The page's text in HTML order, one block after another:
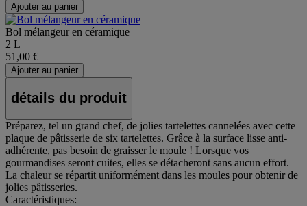
Ajouter au panier
Bol mélangeur en céramique
2 L
51,00 €
Ajouter au panier
détails du produit
Préparez, tel un grand chef, de jolies tartelettes cannelées avec cette
plaque de pâtisserie de six tartelettes. Grâce à la surface lisse anti-
adhérente, pas besoin de graisser le moule ! Lorsque vos
gourmandises seront cuites, elles se détacheront sans aucun effort.
La chaleur se répartit uniformément dans les moules pour obtenir de
jolies pâtisseries.
Caractéristiques: